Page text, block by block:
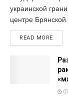
украинской
центре Брянской...
READ MORE